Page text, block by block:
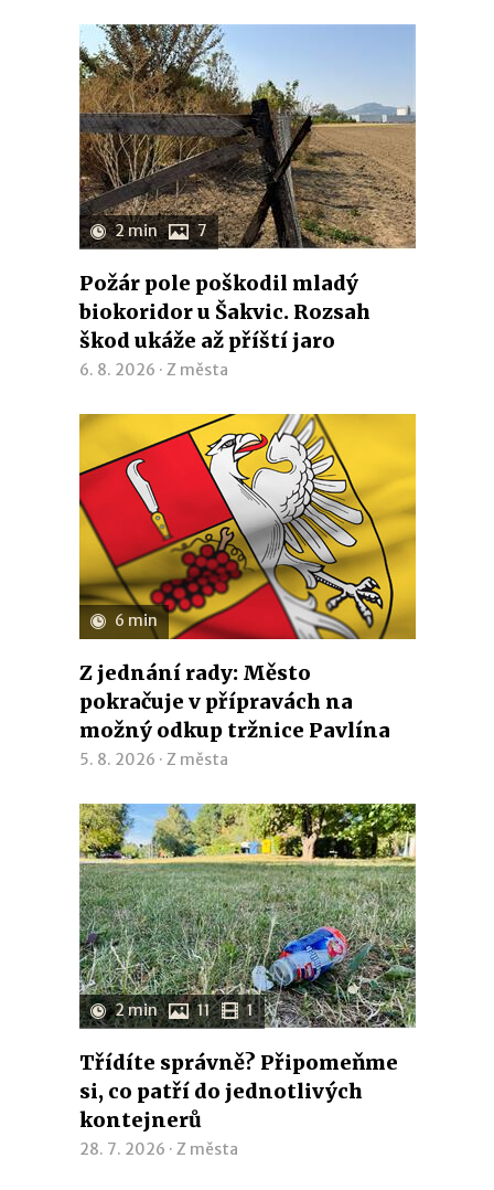
2 min 7
Požár pole poškodil mladý
biokoridor u Šakvic. Rozsah
škod ukáže až příští jaro
6. 8. 2026 · Z města
6 min
Z jednání rady: Město
pokračuje v přípravách na
možný odkup tržnice Pavlína
5. 8. 2026 · Z města
2 min 11 1
Třídíte správně? Připomeňme
si, co patří do jednotlivých
kontejnerů
28. 7. 2026 · Z města